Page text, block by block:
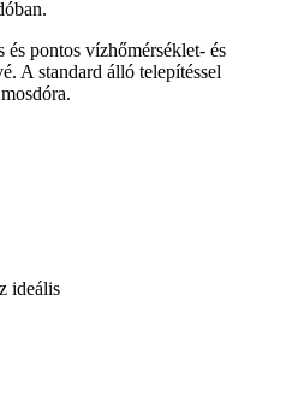
pontos vízhőmérséklet- és
A standard álló telepítéssel
ideális